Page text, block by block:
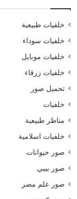
خلفيات طبيعية
خلفيات سوداء
خلفيات موبايل
خلفيات زرقاء
تحميل صور
خلفيات
مناظر طبيعية
خلفيات اسلامية
صور حيوانات
صور بيبي
صور علم مصر